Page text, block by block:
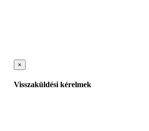
×
Visszaküldési kérelmek